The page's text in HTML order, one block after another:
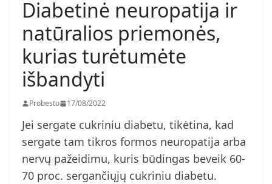
Diabetinė neuropatija ir
natūralios priemonės,
kurias turėtumėte
išbandyti
Probesto 17/08/2022
Jei sergate cukriniu diabetu, tikėtina, kad
sergate tam tikros formos neuropatija arba
nervų pažeidimu, kuris būdingas beveik 60-
70 proc. sergančiųjų cukriniu diabetu.